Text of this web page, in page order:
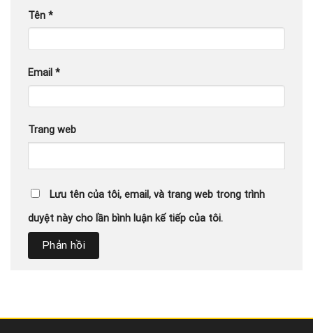
Tên *
Email *
Trang web
Lưu tên của tôi, email, và trang web trong trình
duyệt này cho lần bình luận kế tiếp của tôi.